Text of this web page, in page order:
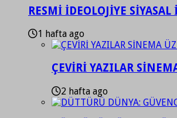
RESMİ İDEOLOJİYE
1 hafta ago
ÇEVİRİ YAZILAR
2 hafta ago